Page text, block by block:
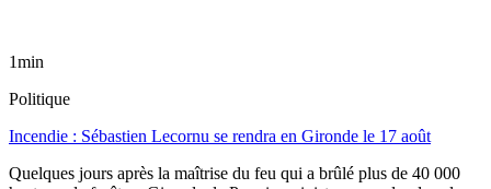
1min
Politique
Incendie : Sébastien Lecornu se rendra en Gironde le 17 août
Quelques jours après la maîtrise du feu qui a brûlé plus de 40 000